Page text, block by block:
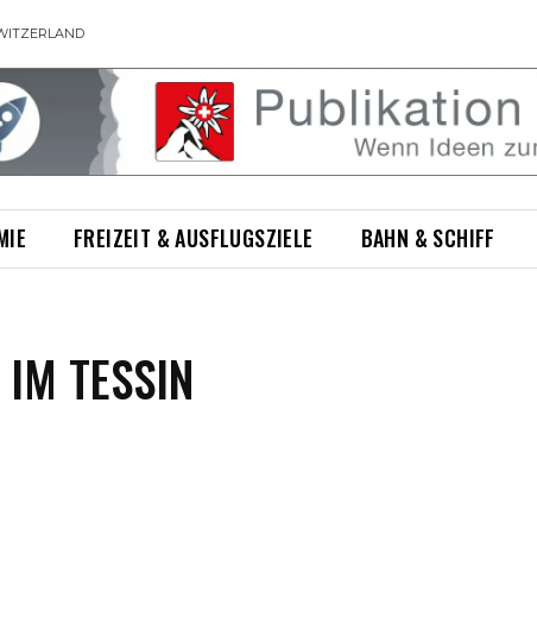
FREIZEIT & AUSFLUGSZIELE BAHN & SCHIFF
TESSIN